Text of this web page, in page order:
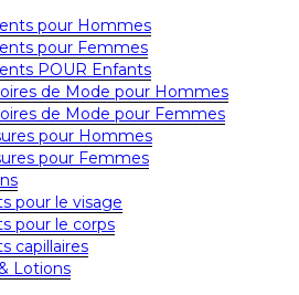
pour Hommes
pour Femmes
POUR Enfants
de Mode pour Hommes
de Mode pour Femmes
pour Hommes
pour Femmes
pour le visage
pour le corps
capillaires
Lotions